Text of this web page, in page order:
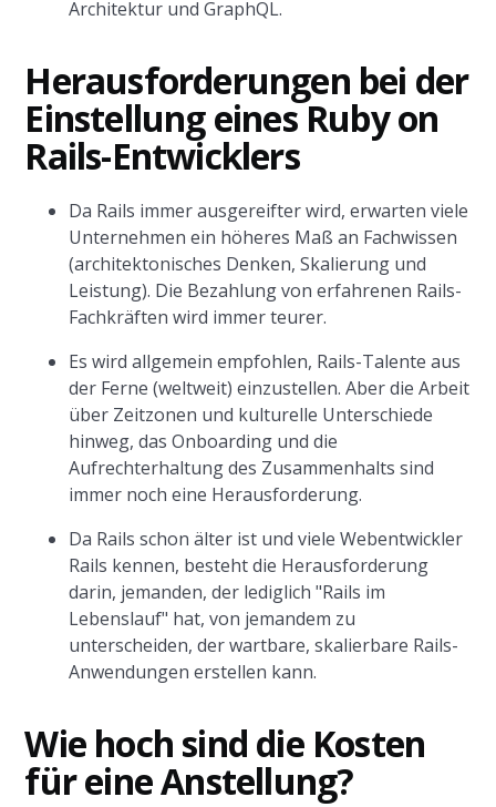
Architektur und GraphQL.
Herausforderungen bei der
Einstellung eines Ruby on
Rails-Entwicklers
Da Rails immer ausgereifter wird, erwarten viele
Unternehmen ein höheres Maß an Fachwissen
(architektonisches Denken, Skalierung und
Leistung). Die Bezahlung von erfahrenen Rails-
Fachkräften wird immer teurer.
Es wird allgemein empfohlen, Rails-Talente aus
der Ferne (weltweit) einzustellen. Aber die Arbeit
über Zeitzonen und kulturelle Unterschiede
hinweg, das Onboarding und die
Aufrechterhaltung des Zusammenhalts sind
immer noch eine Herausforderung.
Da Rails schon älter ist und viele Webentwickler
Rails kennen, besteht die Herausforderung
darin, jemanden, der lediglich "Rails im
Lebenslauf" hat, von jemandem zu
unterscheiden, der wartbare, skalierbare Rails-
Anwendungen erstellen kann.
Wie hoch sind die Kosten
für eine Anstellung?